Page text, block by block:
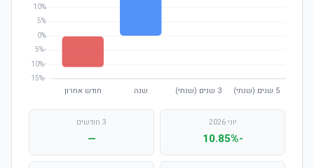
יוני 2026
-10.85%
3 חודשים
—